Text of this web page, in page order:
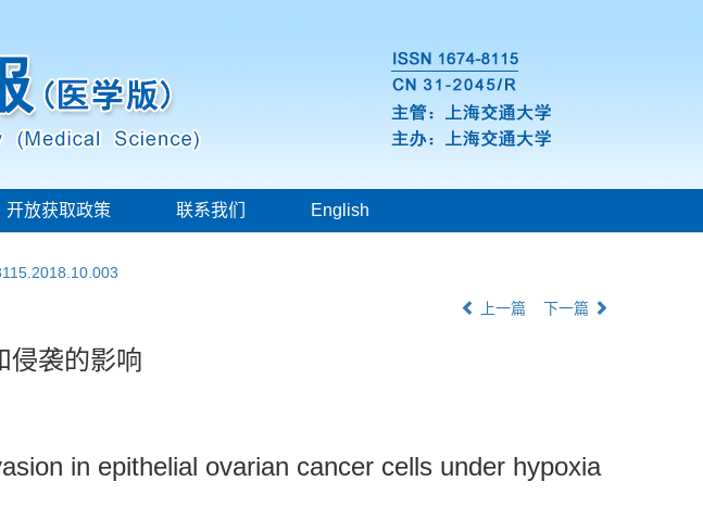
开放获取政策 联系我们 English
上一篇 下一篇
侵袭的影响
in epithelial ovarian cancer cells under hypoxia